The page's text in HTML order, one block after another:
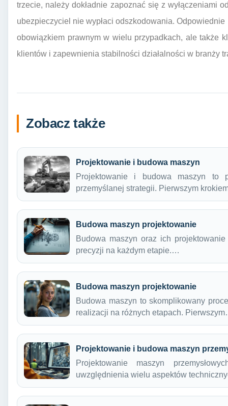
trzecie, należy dokładnie zapoznać się z wyłączeniami
ubezpieczyciel nie wypłaci odszkodowania.
obowiązkiem prawnym w wielu przypadkach, ale także
klientów i zapewnienia stabilności działalności w branży
Zobacz także
Projektowanie i budowa maszyn
Projektowanie i budowa maszyn to
przemyślanej strategii. Pierwszym
Budowa maszyn projektowanie
Budowa maszyn oraz ich
precyzji na każdym etapie.…
Budowa maszyn projektowanie
Budowa maszyn to skomplikowany
realizacji na różnych etapach.
Projektowanie i budowa maszyn
Projektowanie maszyn
uwzględnienia wielu aspektów